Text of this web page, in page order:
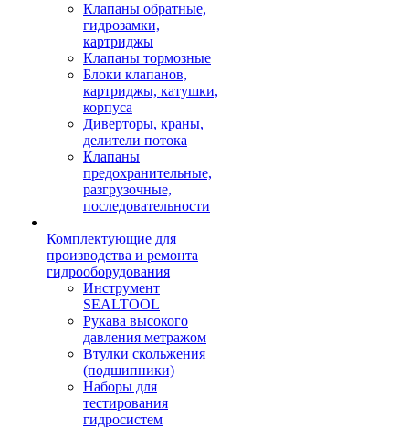
Клапаны обратные,
гидрозамки,
картриджы
Клапаны тормозные
Блоки клапанов,
картриджы, катушки,
корпуса
Диверторы, краны,
делители потока
Клапаны
предохранительные,
разгрузочные,
последовательности
Комплектующие для
производства и ремонта
гидрооборудования
Инструмент
SEALTOOL
Рукава высокого
давления метражом
Втулки скольжения
(подшипники)
Наборы для
тестирования
гидросистем